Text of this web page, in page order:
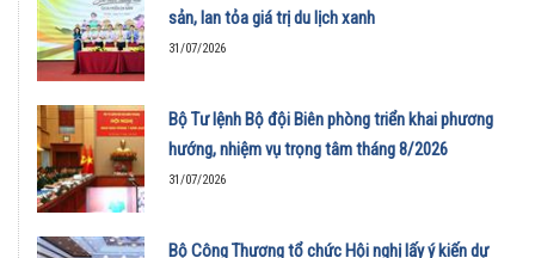
sản, lan tỏa giá trị du lịch xanh
31/07/2026
Bộ Tư lệnh Bộ đội Biên phòng triển khai phương
hướng, nhiệm vụ trọng tâm tháng 8/2026
31/07/2026
Bộ Công Thương tổ chức Hội nghị lấy ý kiến dự